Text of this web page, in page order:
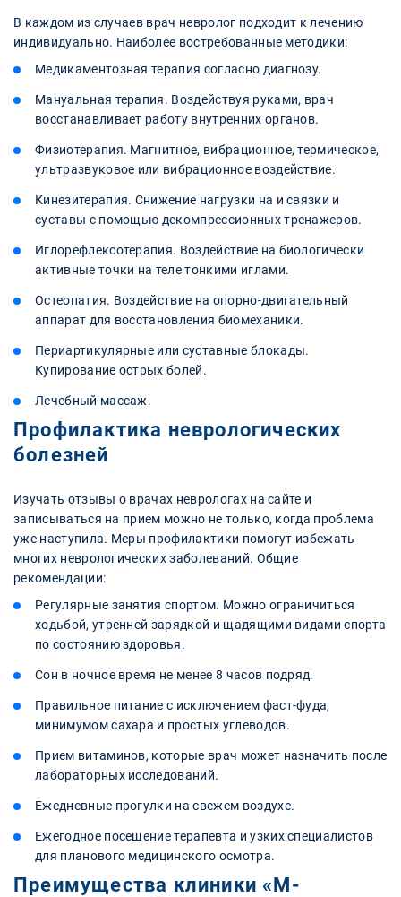
В каждом из случаев врач невролог подходит к лечению
индивидуально. Наиболее востребованные методики:
Медикаментозная терапия согласно диагнозу.
Мануальная терапия. Воздействуя руками, врач
восстанавливает работу внутренних органов.
Физиотерапия. Магнитное, вибрационное, термическое,
ультразвуковое или вибрационное воздействие.
Кинезитерапия. Снижение нагрузки на и связки и
суставы с помощью декомпрессионных тренажеров.
Иглорефлексотерапия. Воздействие на биологически
активные точки на теле тонкими иглами.
Остеопатия. Воздействие на опорно-двигательный
аппарат для восстановления биомеханики.
Периартикулярные или суставные блокады.
Купирование острых болей.
Лечебный массаж.
Профилактика неврологических
болезней
Изучать отзывы о врачах неврологах на сайте и
записываться на прием можно не только, когда проблема
уже наступила. Меры профилактики помогут избежать
многих неврологических заболеваний. Общие
рекомендации:
Регулярные занятия спортом. Можно ограничиться
ходьбой, утренней зарядкой и щадящими видами спорта
по состоянию здоровья.
Сон в ночное время не менее 8 часов подряд.
Правильное питание с исключением фаст-фуда,
минимумом сахара и простых углеводов.
Прием витаминов, которые врач может назначить после
лабораторных исследований.
Ежедневные прогулки на свежем воздухе.
Ежегодное посещение терапевта и узких специалистов
для планового медицинского осмотра.
Преимущества клиники «М-